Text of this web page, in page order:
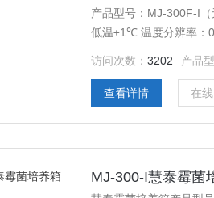
产品型号：MJ-300F-I
低温±1℃ 温度分辨率：
访问次数：3202 产品
查看详情 在
MJ-300-I慧泰霉菌